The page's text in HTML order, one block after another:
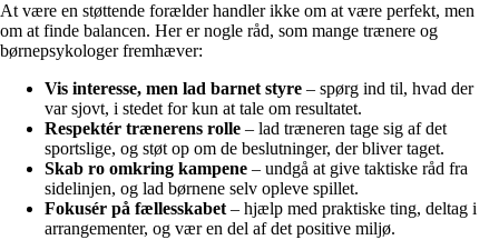
At være en støttende forælder handler ikke om at være perfekt, men
om at finde balancen. Her er nogle råd, som mange trænere og
børnepsykologer fremhæver:
Vis interesse, men lad barnet styre – spørg ind til, hvad der
var sjovt, i stedet for kun at tale om resultatet.
Respektér trænerens rolle – lad træneren tage sig af det
sportslige, og støt op om de beslutninger, der bliver taget.
Skab ro omkring kampene – undgå at give taktiske råd fra
sidelinjen, og lad børnene selv opleve spillet.
Fokusér på fællesskabet – hjælp med praktiske ting, deltag i
arrangementer, og vær en del af det positive miljø.